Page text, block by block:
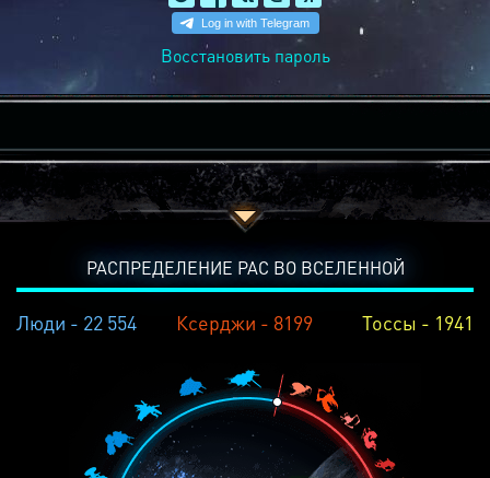
Восстановить пароль
РАСПРЕДЕЛЕНИЕ РАС ВО ВСЕЛЕННОЙ
Люди - 22 554 Ксерджи - 8199 Тоссы - 1941